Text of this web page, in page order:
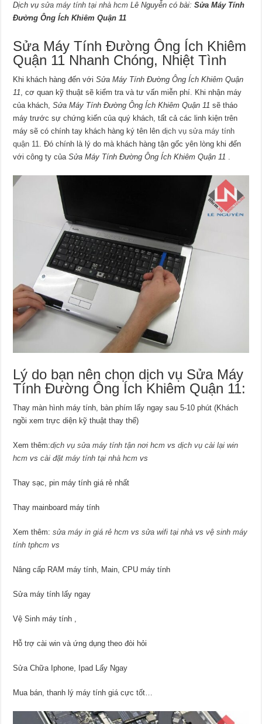
Dịch vụ sửa máy tính tại nhà hcm Lê Nguyễn có bài:Sửa Máy Tính
Đường Ông Ích Khiêm Quận 11
Sửa Máy Tính Đường Ông Ích Khiêm
Quận 11 Nhanh Chóng, Nhiệt Tình
Khi khách hàng đến vớiSửa Máy Tính Đường Ông Ích Khiêm Quận
11, cơ quan kỹ thuật sẽ kiểm tra và tư vấn miễn phí. Khi nhận máy
của khách,Sửa Máy Tính Đường Ông Ích Khiêm Quận 11 sẽ tháo
máy trước sự chứng kiến của quý khách, tất cả các linh kiện trên
máy sẽ có chính tay khách hàng ký tên lêndịch vụ sửa máy tính
quận 11. Đó chính là lý do mà khách hàng tận gốc yên lòng khi đến
với công ty củaSửa Máy Tính Đường Ông Ích Khiêm Quận 11 .
Lý do bạn nên chọn dịch vụ Sửa Máy
Tính Đường Ông Ích Khiêm Quận 11:
Thay màn hình máy tính, bàn phím lấy ngay sau 5-10 phút (Khách
ngồi xem trực diện kỹ thuật thay thế)
Xem thêm:dịch vụ sửa máy tính tận nơi hcm vsdịch vụ cài lại win
hcm vscài đặt máy tính tại nhà hcm vs
Thay sạc, pin máy tính giá rẻ nhất
Thay mainboard máy tính
Xem thêm:sửa máy in giá rẻ hcm vssửa wifi tại nhà vsvệ sinh máy
tính tphcm vs
Nâng cấp RAM máy tính, Main, CPU máy tính
Sửa máy tính lấy ngay
Vệ Sinh máy tính ,
Hỗ trợ cài win và ứng dụng theo đòi hỏi
Sửa Chữa Iphone, Ipad Lấy Ngay
Mua bán, thanh lý máy tính giá cực tốt…